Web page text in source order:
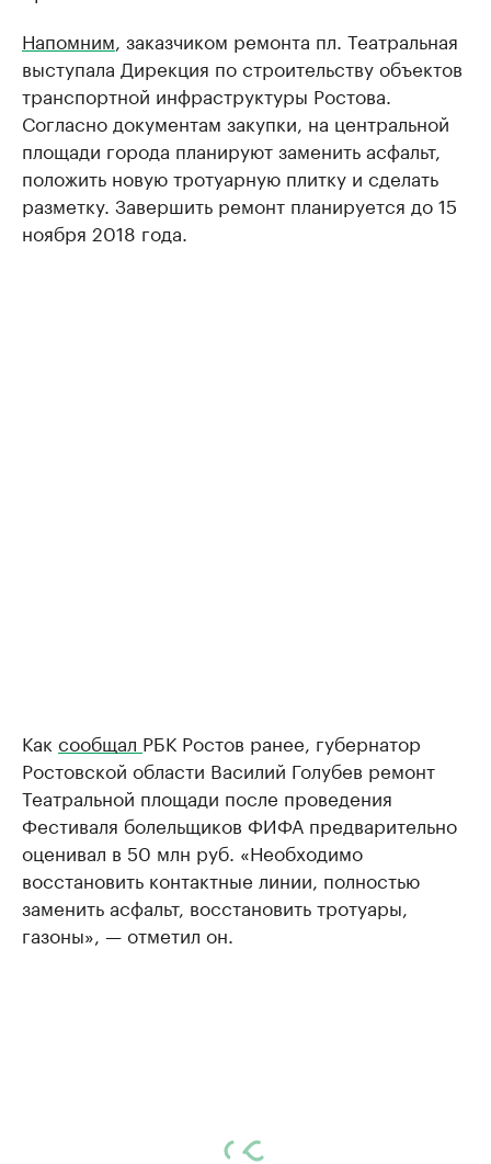
Напомним , заказчиком ремонта пл. Театральная
выступала Дирекция по строительству объектов
транспортной инфраструктуры Ростова.
Согласно документам закупки, на центральной
площади города планируют заменить асфальт,
положить новую тротуарную плитку и сделать
разметку. Завершить ремонт планируется до 15
ноября 2018 года.
Как сообщал РБК Ростов ранее, губернатор
Ростовской области Василий Голубев ремонт
Театральной площади после проведения
Фестиваля болельщиков ФИФА предварительно
оценивал в 50 млн руб. «Необходимо
восстановить контактные линии, полностью
заменить асфальт, восстановить тротуары,
газоны», — отметил он.